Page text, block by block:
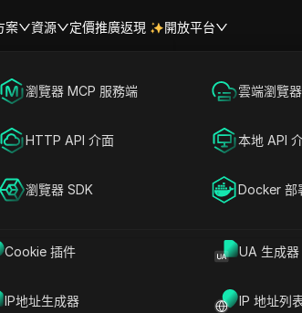
案
海外社媒營銷
廣告投放
帳號共享
資源
Cookie 插件 UA 生成器
IP地址生成器 IP 地址列
定價推廣返現 開放平台
瀏覽器 MCP 服務端 雲端瀏覽
HTTP API 介面 本地 API
瀏覽器 SDK Docker 部
間 | 摩洛哥城市當前時間
搜尋